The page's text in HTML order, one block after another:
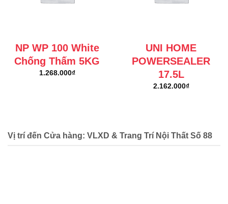
NP WP 100 White
Chống Thấm 5KG
1.268.000₫
UNI HOME
POWERSEALER
17.5L
2.162.000₫
Vị trí đến Cửa hàng: VLXD & Trang Trí Nội Thất Số 88